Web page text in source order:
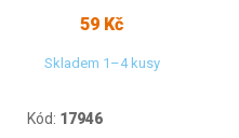
59 Kč
Skladem 1–4 kusy
Kód: 17946